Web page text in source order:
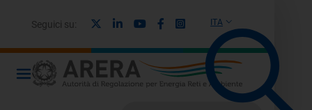
ITA
Seguici su: LinkedinYoutubeFacebook
Instagram